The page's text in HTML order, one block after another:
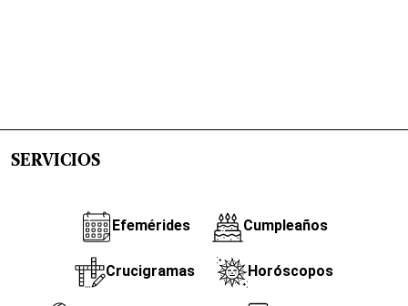
SERVICIOS
Efemérides Cumpleaños
Crucigramas Horóscopos